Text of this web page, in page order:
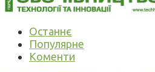
Останнє
Популярне
Коменти